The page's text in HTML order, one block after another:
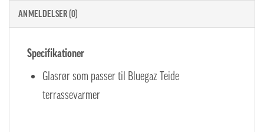
ANMELDELSER (0)
Specifikationer
Glasrør som passer til Bluegaz Teide
terrassevarmer